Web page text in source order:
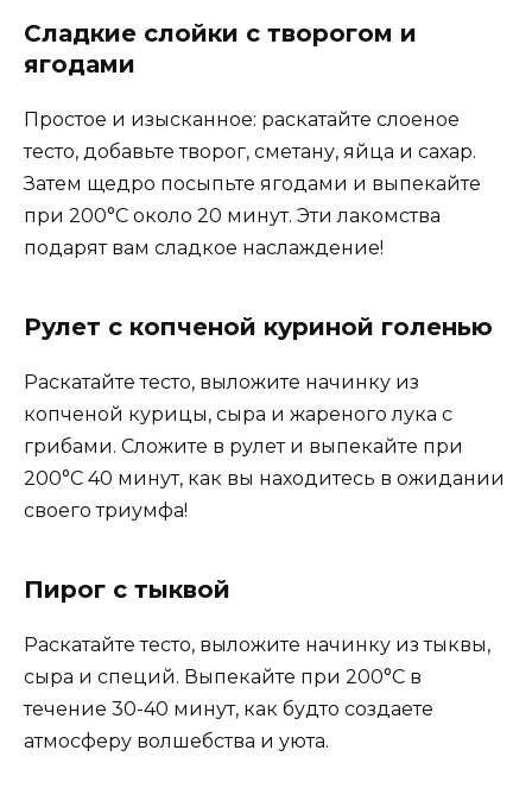
Сладкие слойки с творогом и
ягодами
Простое и изысканное: раскатайте слоеное
тесто, добавьте творог, сметану, яйца и сахар.
Затем щедро посыпьте ягодами и выпекайте
при 200°C около 20 минут. Эти лакомства
подарят вам сладкое наслаждение!
Рулет с копченой куриной голенью
Раскатайте тесто, выложите начинку из
копченой курицы, сыра и жареного лука с
грибами. Сложите в рулет и выпекайте при
200°C 40 минут, как вы находитесь в ожидании
своего триумфа!
Пирог с тыквой
Раскатайте тесто, выложите начинку из тыквы,
сыра и специй. Выпекайте при 200°C в
течение 30-40 минут, как будто создаете
атмосферу волшебства и уюта.